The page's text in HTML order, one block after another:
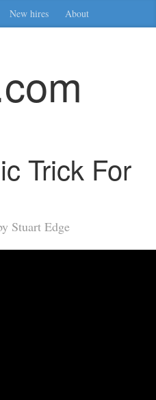
New hires About
Trick For
Stuart Edge